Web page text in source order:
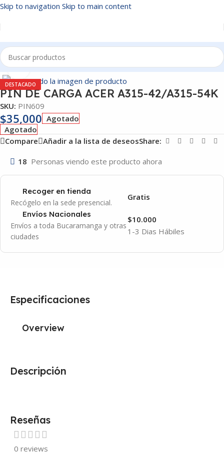
Skip to navigation Skip to main content
Inicio/PIN DE CARGA
DESTACADO
Click to enlarge
PIN DE CARGA ACER A315-42/A315-54K
SKU: PIN609
$35,000 Agotado
Agotado
Compare Añadir a la lista de deseosShare:
18 Personas viendo este producto ahora
Recoger en tienda
Recógelo en la sede presencial.
Gratis
Envíos Nacionales
Envíos a toda Bucaramanga y otras
ciudades
1-3 Dias Hábiles
$10.000
Descripción
Especificaciones
Overview
Reseñas
0 reviews